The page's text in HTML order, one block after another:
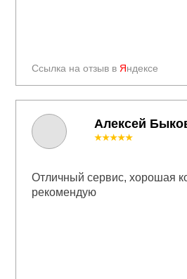
Ссылка на отзыв в Яндексе
Алексей
★★★★★
Отличный сервис, хорошая
рекомендую